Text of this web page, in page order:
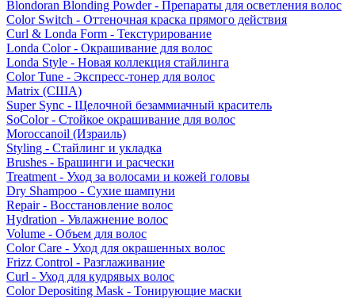
Blondoran Blonding Powder - Препараты для осветления волос
Color Switch - Оттеночная краска прямого действия
Curl & Londa Form - Текстурирование
Londa Color - Окрашивание для волос
Londa Style - Новая коллекция стайлинга
Color Tune - Экспресс-тонер для волос
Matrix (США)
Super Sync - Щелочной безаммиачный краситель
SoColor - Стойкое окрашивание для волос
Moroccanoil (Израиль)
Styling - Стайлинг и укладка
Brushes - Брашинги и расчески
Treatment - Уход за волосами и кожей головы
Dry Shampoo - Сухие шампуни
Repair - Восстановление волос
Hydration - Увлажнение волос
Volume - Объем для волос
Color Care - Уход для окрашенных волос
Frizz Control - Разглаживание
Curl - Уход для кудрявых волос
Color Depositing Mask - Тонирующие маски